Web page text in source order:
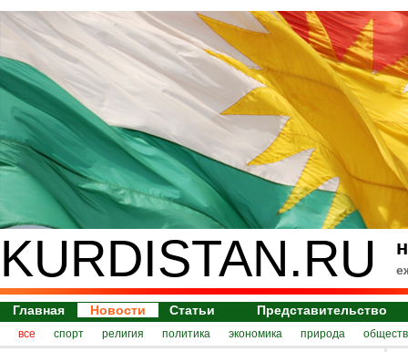
KURDISTAN.RU
Главная Новости Статьи Представительство
все спорт религия политика экономика природа